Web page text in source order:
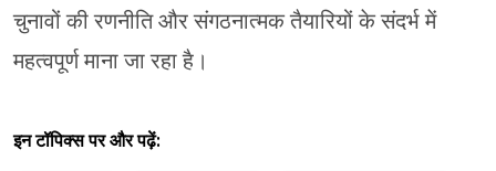
चुनावों की रणनीति और संगठनात्मक तैयारियों के संदर्भ में
महत्वपूर्ण माना जा रहा है।
इन टॉपिक्स पर और पढ़ें: